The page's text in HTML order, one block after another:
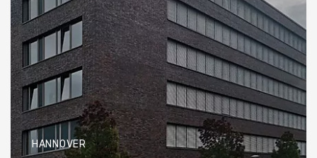
HANNOVER